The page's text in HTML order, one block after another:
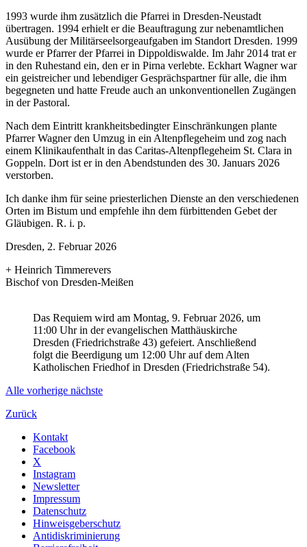
1993 wurde ihm zusätzlich die Pfarrei in Dresden-Neustadt
übertragen. 1994 erhielt er die Beauftragung zur nebenamtlichen
Ausübung der Militärseelsorgeaufgaben im Standort Dresden. 1999
wurde er Pfarrer der Pfarrei in Dippoldiswalde. Im Jahr 2014 trat er
in den Ruhestand ein, den er in Pirna verlebte. Eckhart Wagner war
ein geistreicher und lebendiger Gesprächspartner für alle, die ihm
begegneten und hatte Freude auch an unkonventionellen Zugängen
in der Pastoral.
Nach dem Eintritt krankheitsbedingter Einschränkungen plante
Pfarrer Wagner den Umzug in ein Altenpflegeheim und zog nach
einem Klinikaufenthalt in das Caritas-Altenpflegeheim St. Clara in
Goppeln. Dort ist er in den Abendstunden des 30. Januars 2026
verstorben.
Ich danke ihm für seine priesterlichen Dienste an den verschiedenen
Orten im Bistum und empfehle ihn dem fürbittenden Gebet der
Gläubigen. R. i. p.
Dresden, 2. Februar 2026
+ Heinrich Timmerevers
Bischof von Dresden-Meißen
Das Requiem wird am Montag, 9. Februar 2026, um
11:00 Uhr in der evangelischen Matthäuskirche
Dresden (Friedrichstraße 43) gefeiert. Anschließend
folgt die Beerdigung um 12:00 Uhr auf dem Alten
Katholischen Friedhof in Dresden (Friedrichstraße 54).
Alle vorherige nächste
Zurück
Kontakt
Facebook
X
Instagram
Newsletter
Impressum
Datenschutz
Hinweisgeberschutz
Antidiskriminierung